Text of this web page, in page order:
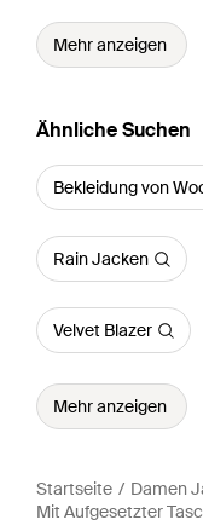
Mehr anzeigen
Ähnliche Suchen
Bekleidung von
Rain Jacken
Velvet Blazer
Mehr anzeigen
Startseite Damen
Mit Aufgesetzter